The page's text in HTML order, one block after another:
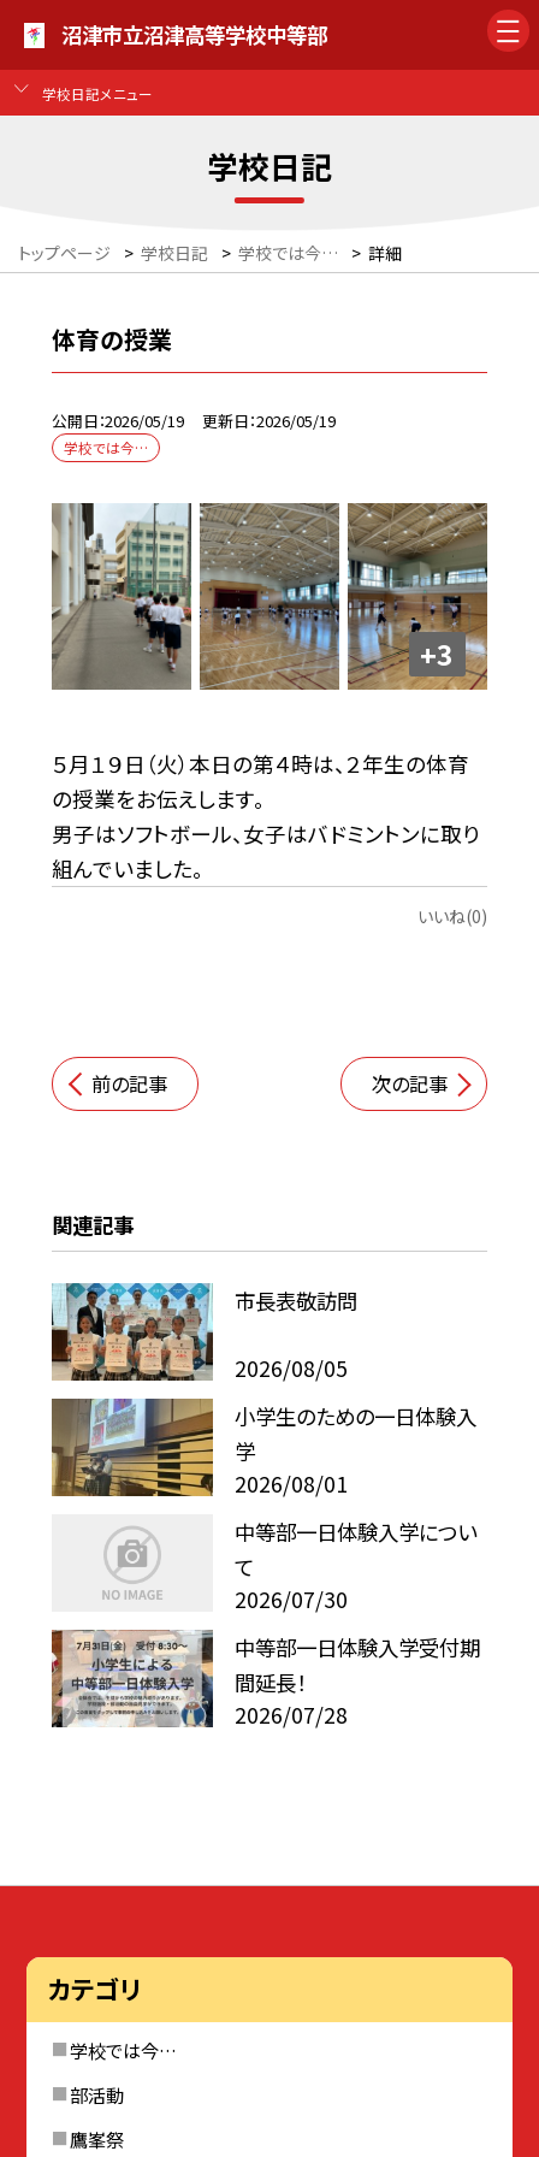
沼津市立沼津高等学校中等部
学校日記メニュー
学校日記
トップページ > 学校日記 > 学校では今… > 詳細
体育の授業
公開日 2026/05/19 更新日 2026/05/19
学校では今…
+3
５月１９日（火）本日の第４時は、２年生の体育
の授業をお伝えします。
男子はソフトボール、女子はバドミントンに取り
組んでいました。
いいね(0)
前の記事 次の記事
関連記事
市長表敬訪問
2026/08/05
小学生のための一日体験入
学
2026/08/01
中等部一日体験入学につい
て
2026/07/30
中等部一日体験入学受付期
間延長！
2026/07/28
カテゴリ
学校では今…
部活動
鷹峯祭